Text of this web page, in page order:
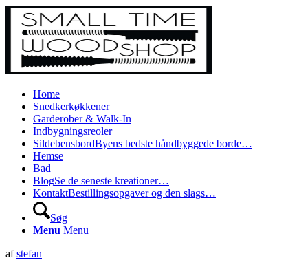
Home
Snedkerkøkkener
Garderober & Walk-In
Indbygningsreoler
SildebensbordByens bedste håndbyggede borde…
Hemse
Bad
BlogSe de seneste kreationer…
KontaktBestillingsopgaver og den slags…
Søg
Menu Menu
afstefan